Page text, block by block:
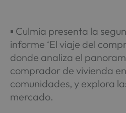
▪ Culmia presenta la
informe ‘El viaje del
donde analiza el
comprador de vivienda
comunidades, y explora
mercado.